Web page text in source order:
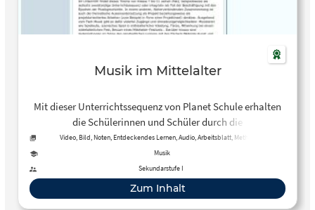
Musik im Mittelalter
Mit dieser Unterrichtssequenz von Planet Schule erhalten
die Schülerinnen und Schüler durch die
Auseinandersetzung mit Gregorianik, der Entwicklung der
Notenschrift und typischen Instrumenten einen Einblick in
die Musik des Mittelalters.
Video, Bild, Noten, Entdeckendes Lernen, Audio, Arbeitsblatt, Methoden
Musik
Sekundarstufe I
Zum Inhalt